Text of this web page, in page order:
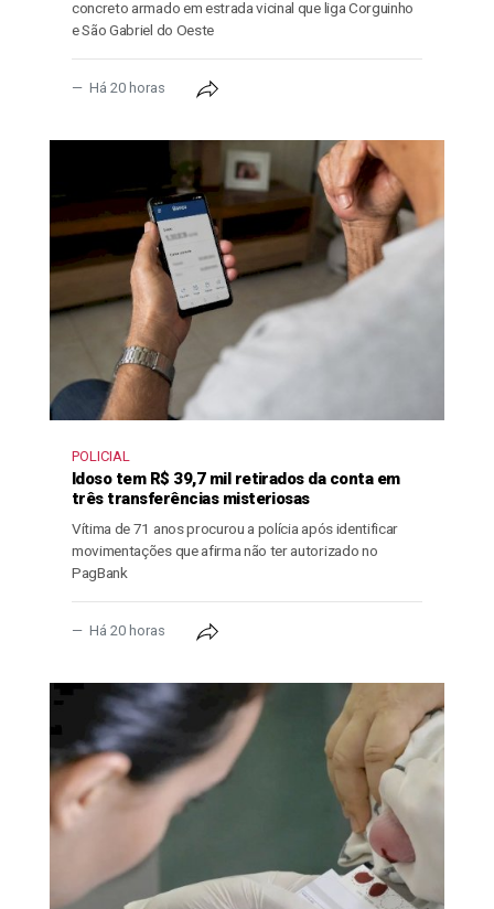
concreto armado em estrada vicinal que liga Corguinho
e São Gabriel do Oeste
Há 20 horas
POLICIAL
Idoso tem R$ 39,7 mil retirados da conta em
três transferências misteriosas
Vítima de 71 anos procurou a polícia após identificar
movimentações que afirma não ter autorizado no
PagBank
Há 20 horas